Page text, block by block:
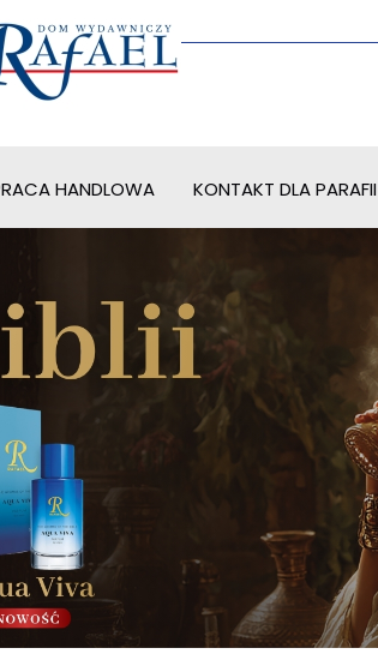
HANDLOWA KONTAKT DLA PARAFII